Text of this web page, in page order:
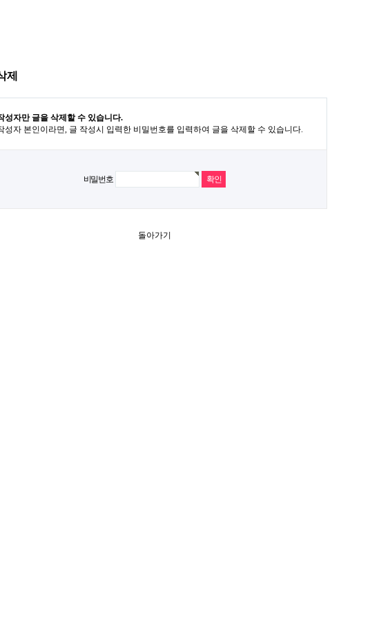
제
성자만 글을 삭제할 수 있습니다.
성자 본인이라면, 글 작성시 입력한 비밀번호를 입력하여 글을 삭제할 수 있습니다.
비밀번호
돌아가기